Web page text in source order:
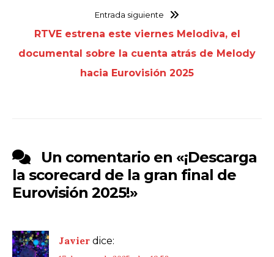
Entrada siguiente
RTVE estrena este viernes Melodiva, el
documental sobre la cuenta atrás de Melody
hacia Eurovisión 2025
Un comentario en «¡Descarga
la scorecard de la gran final de
Eurovisión 2025!»
Javier dice: